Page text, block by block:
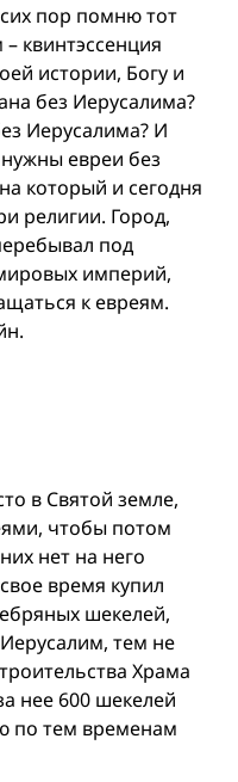
пор помню тот
квинтэссенция
истории, Богу и
без Иерусалима?
Иерусалима? И
евреи без
который и сегодня
религии. Город,
под
империй,
к евреям.
в Святой земле,
чтобы потом
нет на него
время купил
шекелей,
тем не
Храма
нее 600 шекелей
по тем временам